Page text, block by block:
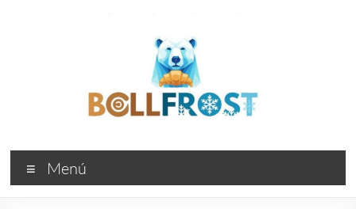
Distribuciones
Bollfrost
Menú